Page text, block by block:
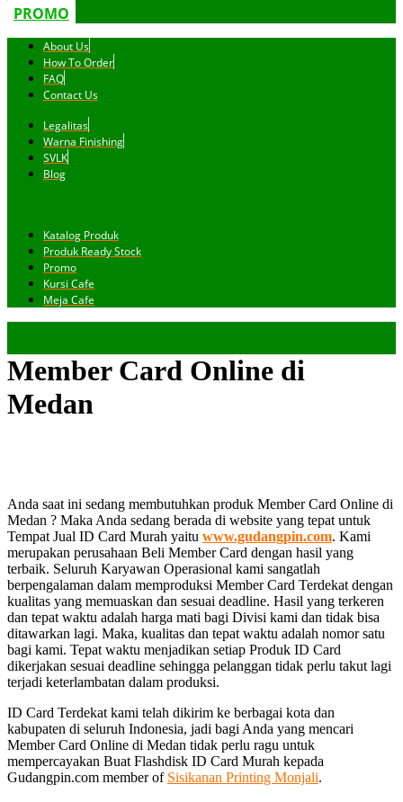
PROMO
About Us
How To Order
FAQ
Contact Us
Legalitas
Warna Finishing
SVLK
Blog
Katalog Produk
Produk Ready Stock
Promo
Kursi Cafe
Meja Cafe
Member Card Online di
Medan
Anda saat ini sedang membutuhkan produk Member Card Online di
Medan ? Maka Anda sedang berada di website yang tepat untuk
Tempat Jual ID Card Murah yaitu www.gudangpin.com. Kami
merupakan perusahaan Beli Member Card dengan hasil yang
terbaik. Seluruh Karyawan Operasional kami sangatlah
berpengalaman dalam memproduksi Member Card Terdekat dengan
kualitas yang memuaskan dan sesuai deadline. Hasil yang terkeren
dan tepat waktu adalah harga mati bagi Divisi kami dan tidak bisa
ditawarkan lagi. Maka, kualitas dan tepat waktu adalah nomor satu
bagi kami. Tepat waktu menjadikan setiap Produk ID Card
dikerjakan sesuai deadline sehingga pelanggan tidak perlu takut lagi
terjadi keterlambatan dalam produksi.
ID Card Terdekat kami telah dikirim ke berbagai kota dan
kabupaten di seluruh Indonesia, jadi bagi Anda yang mencari
Member Card Online di Medan tidak perlu ragu untuk
mempercayakan Buat Flashdisk ID Card Murah kepada
Gudangpin.com member of Sisikanan Printing Monjali.